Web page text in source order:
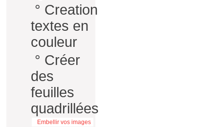
° Creation
textes en
couleur
° Créer
des
feuilles
quadrillées
Embellir vos images